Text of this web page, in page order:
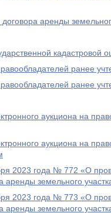
аренды
кадастровой
ранее
ранее
аукциона на
аукциона на
года № 772 «О
аренды земельного
года № 773 «О
аренды земельного